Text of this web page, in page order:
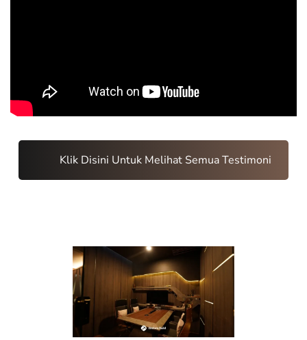
Klik Disini Untuk Melihat Semua Testimoni